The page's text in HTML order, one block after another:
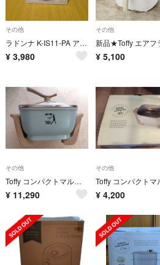
その他
ラドンナ K-IS11-PA アイスクリームメーカー Toffy ペールアクア…
¥ 3,980
その他
¥ 5,100
その他
Toffy コンパクトマルチ電気鍋 PALE AQUA K-HP3-PA
¥ 11,290
その他
¥ 4,200